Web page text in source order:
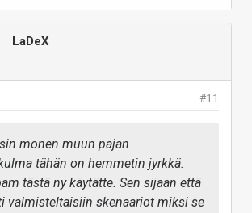
ja ikkunoista (pun) joka
puske.
pelaillut niin kysyn Geminiltä mistä
tavaran mitä tarvitsen jonkin
ja saa todella kattavat ohjeet mistä
apuna ja kertoi mikä nyt trendaa
on myydyin missäkin kategoriassa
todella pieni pintaraapaisu omasta
kyllä nykyään tulee päivittäin
LaDeX
#11
monen muun pajan
tähän on hemmetin jyrkkä.
tästä ny käytätte. Sen sijaan että
valmisteltaisiin skenaariot miksi se